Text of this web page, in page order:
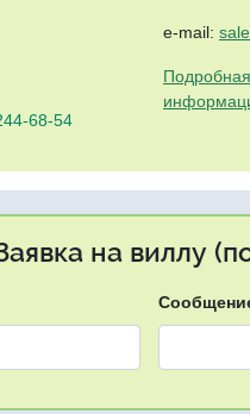
68-54
e-mail:
на виллу